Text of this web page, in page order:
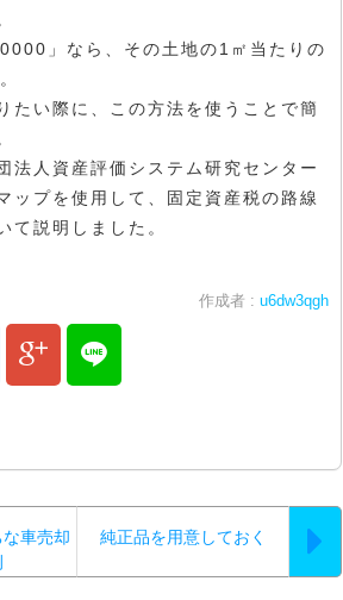
」なら、その土地の1㎡当たりの
たい際に、この方法を使うことで簡
法人資産評価システム研究センター
ップを使用して、固定資産税の路線
て説明しました。
作成者 : u6dw3qgh
車売却
純正品を用意しておく